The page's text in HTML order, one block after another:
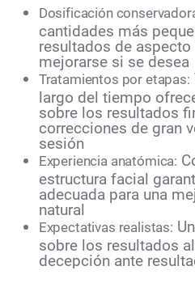
Dosificación
cantidades más
resultados de
mejorarse si se desea
Tratamientos por etapas:
largo del tiempo
sobre los resultados
correcciones de gran
sesión
Experiencia anatómica:
estructura facial
adecuada para una
natural
Expectativas realistas:
sobre los resultados
decepción ante